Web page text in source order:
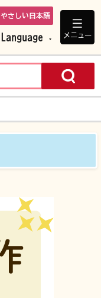
下妻市ホームペ
やさしい日本語
Language メニュー